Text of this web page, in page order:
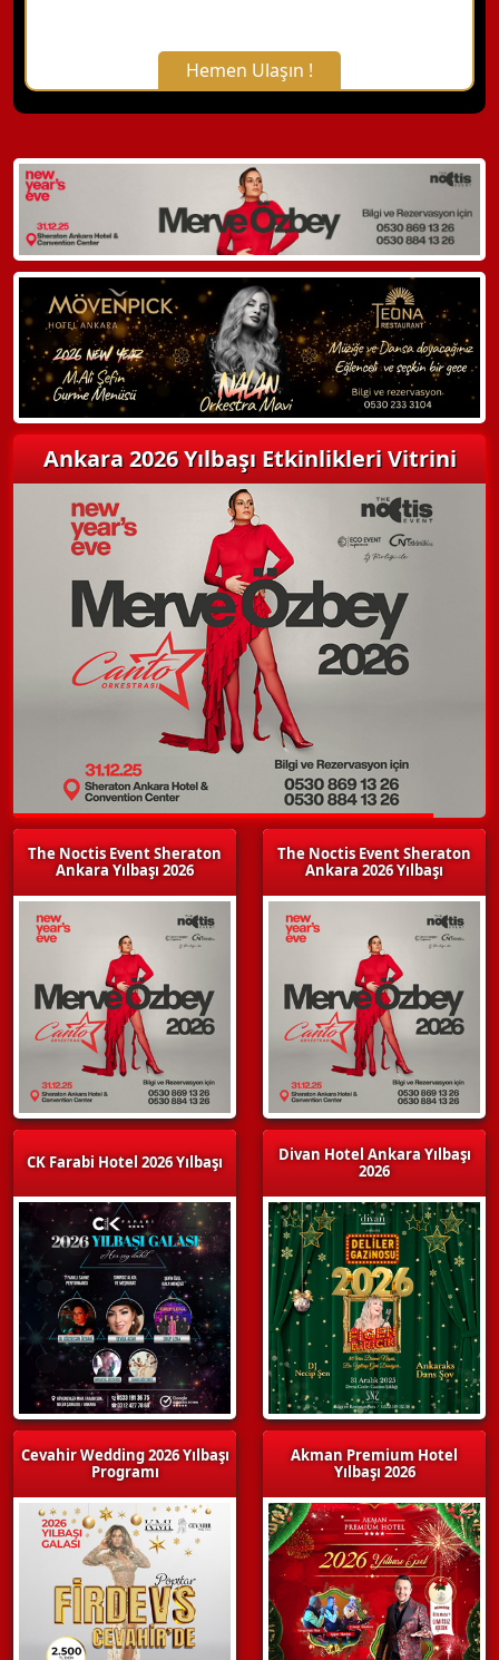
Hemen Ulaşın !
X Kapat
WhatsApp ile Bilgi Alın
Hemen Arayın
Detaylı Bilgi Alın
Ankara 2026 Yılbaşı Etkinlikleri Vitrini
The Noctis Event Sheraton
Ankara Yılbaşı 2026
CK Farabi Hotel 2026 Yılbaşı
Cevahir Wedding 2026 Yılbaşı
Programı
The Noctis Event Sheraton
Ankara 2026 Yılbaşı
Divan Hotel Ankara Yılbaşı
2026
Akman Premium Hotel
Yılbaşı 2026